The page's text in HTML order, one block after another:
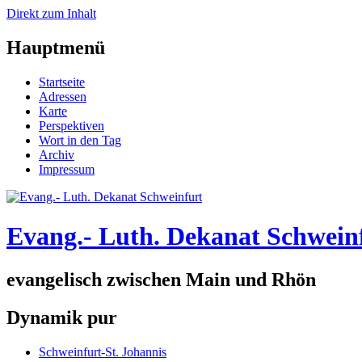
Direkt zum Inhalt
Hauptmenü
Startseite
Adressen
Karte
Perspektiven
Wort in den Tag
Archiv
Impressum
Evang.- Luth. Dekanat
evangelisch zwischen Main und Rhön
Dynamik pur
Schweinfurt-St. Johannis